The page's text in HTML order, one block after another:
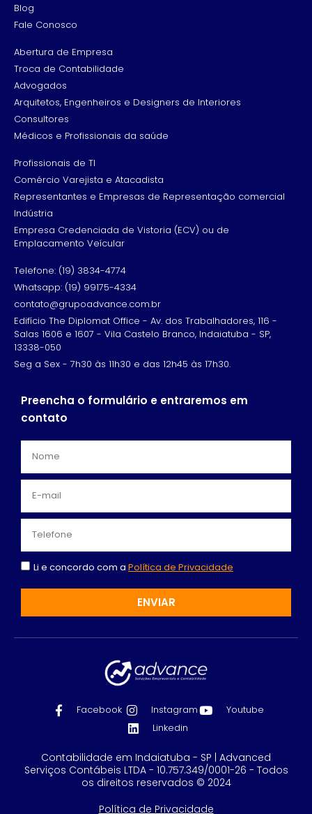
Blog
Fale Conosco
Abertura de Empresa
Troca de Contabilidade
Advogados
Arquitetos, Engenheiros e Designers de Interiores
Consultores
Médicos e Profissionais da saúde
Profissionais de TI
Comércio Varejista e Atacadista
Representantes e Empresas de Representação comercial
Indústria
Empresa Credenciada de Vistoria (ECV) ou de
Emplacamento Veícular
Telefone: (19) 3834-4774
Whatsapp: (19) 99175-4334
contato@grupoadvance.com.br
Edifício The Diplomat Office - Av. dos Trabalhadores, 116 -
Salas 1606 e 1607 - Vila Castelo Branco, Indaiatuba - SP,
13338-050
Seg a Sex - 7h30 às 11h30 e das 12h45 às 17h30.
Preencha o formulário e entraremos em
contato
Li e concordo com a Política de Privacidade
ENVIAR
Facebook Instagram
Youtube
Linkedin
Contabilidade em Indaiatuba - SP | Advanced
Serviços Contábeis LTDA - 10.757.349/0001-26 - Todos
os direitos reservados © 2024
Política de Privacidade